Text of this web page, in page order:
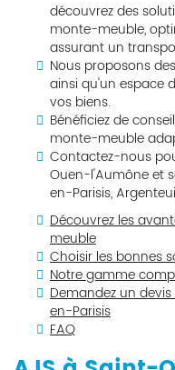
découvrez des
monte-meuble,
assurant un
Nous proposons
ainsi qu'un espace
vos biens.
Bénéficiez de
monte-meuble
Contactez-nous
Ouen-l'Aumône et
en-Parisis,
Découvrez les
meuble
Choisir les bonnes
Notre gamme
Demandez un
en-Parisis
FAQ